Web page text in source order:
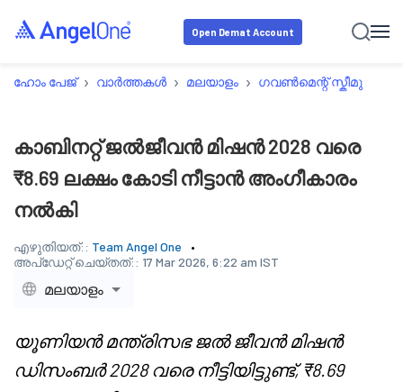
Open Demat Account
ഹോം പേജ് › വാർത്തകൾ › മലയാളം › ഗവൺമെന്റ് സ്കീമുകൾ
കാബിനറ്റ് ജൽജീവൻ മിഷൻ 2028 വരെ
₹8.69 ലക്ഷം കോടി നീട്ടാൻ അംഗീകാരം
നൽകി
എഴുതിയത്:: Team Angel One
അപ്‌ഡേറ്റ് ചെയ്തത്:: 17 Mar 2026, 6:22 am IST
മലയാളം
യൂണിയൻ മന്ത്രിസഭ ജൽ ജീവൻ മിഷൻ
ഡിസംബർ 2028 വരെ നീട്ടിയിട്ടുണ്ട്, ₹8.69